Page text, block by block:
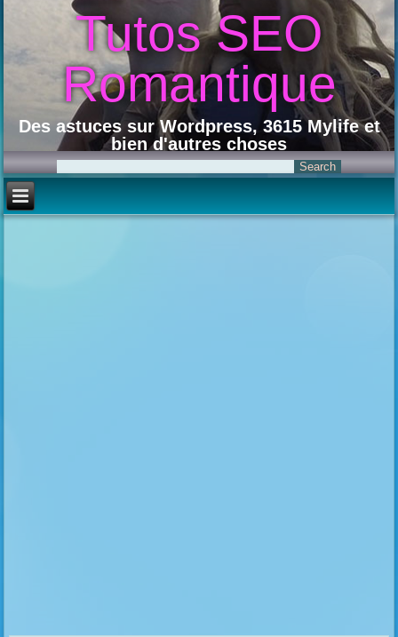
Tutos SEO
Romantique
Des astuces sur Wordpress, 3615 Mylife et
bien d'autres choses